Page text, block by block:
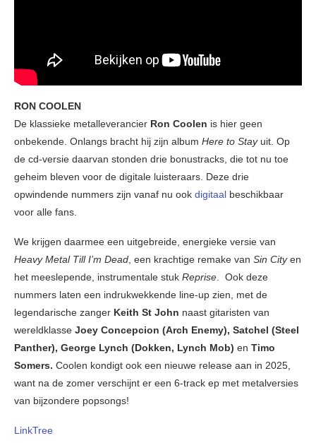
RON COOLEN
De klassieke metalleverancier Ron Coolen is hier geen
onbekende. Onlangs bracht hij zijn album Here to Stay uit. Op
de cd-versie daarvan stonden drie bonustracks, die tot nu toe
geheim bleven voor de digitale luisteraars. Deze drie
opwindende nummers zijn vanaf nu ook digitaal beschikbaar
voor alle fans.
We krijgen daarmee een uitgebreide, energieke versie van
Heavy Metal Till I’m Dead , een krachtige remake van Sin Cityen
het meeslepende, instrumentale stuk Reprise . Ook deze
nummers laten een indrukwekkende line-up zien, met de
legendarische zanger Keith St John naast gitaristen van
wereldklasse Joey Concepcion (Arch Enemy), Satchel (Steel
Panther), George Lynch (Dokken, Lynch Mob) en Timo
Somers. Coolen kondigt ook een nieuwe release aan in 2025,
want na de zomer verschijnt er een 6-track ep met metalversies
van bijzondere popsongs!
LinkTree